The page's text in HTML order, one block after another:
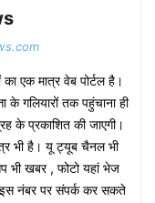
एक मात्र वेब पोर्टल है।
के गलियारों तक पहुंचाना ही
के प्रकाशित की जाएगी।
भी है। यू ट्यूब चैनल भी
भी खबर , फोटो यहां भेज
नंबर पर संपर्क कर सकते